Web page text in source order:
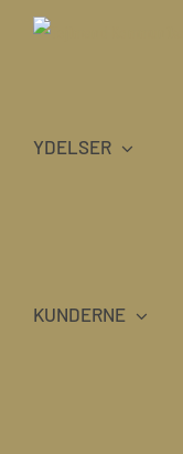
YDELSER
KUNDERNE